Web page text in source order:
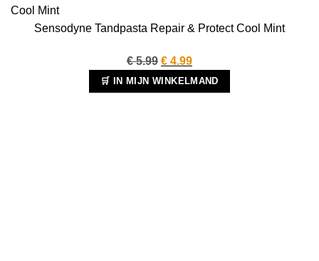
Sensodyne Tandpasta Repair & Protect Cool Mint
€5.99 Oorspronkelijke
prijs
was:
€ 4.99Huidige
prijs
is:
🛒 IN MIJN WINKELMAND